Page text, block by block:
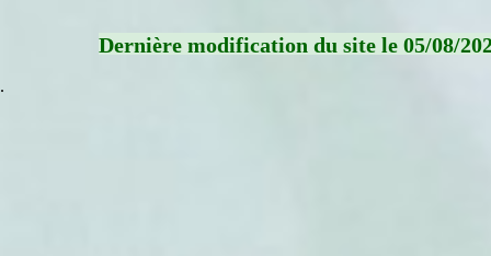
Dernière modification du site le 05/08/
.